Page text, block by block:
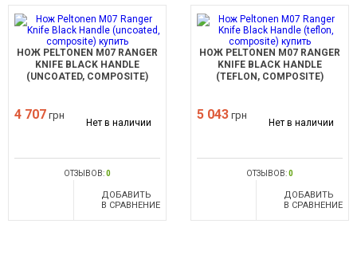
НОЖ PELTONEN M07 RANGER
KNIFE BLACK HANDLE
(UNCOATED, COMPOSITE)
4 707 грн
Нет в наличии
ОТЗЫВОВ:0
ДОБАВИТЬ
В СРАВНЕНИЕ
НОЖ PELTONEN M07 RANGER
KNIFE BLACK HANDLE
(TEFLON, COMPOSITE)
5 043 грн
Нет в наличии
ОТЗЫВОВ:0
ДОБАВИТЬ
В СРАВНЕНИЕ